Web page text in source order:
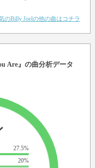
Billy Joelの他の曲はコチラ
Are』の曲分析データ
27.5%
20%